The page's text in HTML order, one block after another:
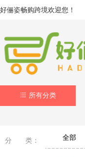
好俪姿畅购跨境欢迎您！
所有分类
分 类： 全部